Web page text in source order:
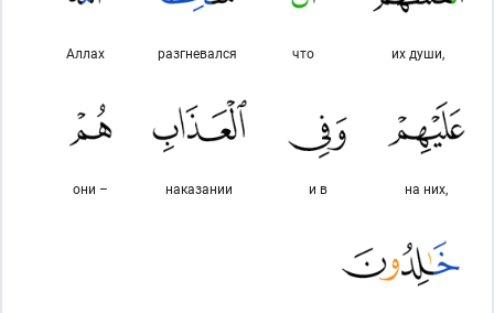
их души,
что
разгневался
Аллах
на них,
и в
наказании
они –